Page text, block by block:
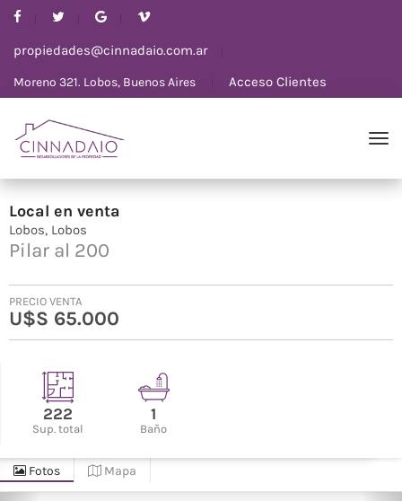
propiedades@cinnadaio.com.ar
Moreno 321. Lobos, Buenos Aires Acceso Clientes
Local en venta
Lobos Lobos
Pilar al 200
PRECIO VENTA
U$S 65.000
222
Sup. total
1
Baño
Fotos Mapa